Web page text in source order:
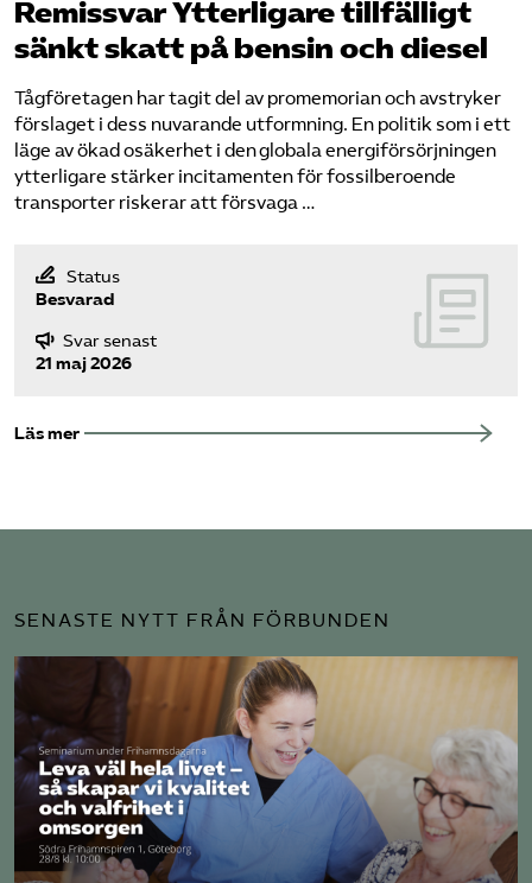
Remissvar Ytterligare tillfälligt
sänkt skatt på bensin och diesel
Tågföretagen har tagit del av promemorian och avstryker
förslaget i dess nuvarande utformning. En politik som i ett
läge av ökad osäkerhet i den globala energiförsörjningen
ytterligare stärker incitamenten för fossilberoende
transporter riskerar att försvaga …
Läs mer
Status
Besvarad
Svar senast
21 maj 2026
SENASTE NYTT FRÅN FÖRBUNDEN